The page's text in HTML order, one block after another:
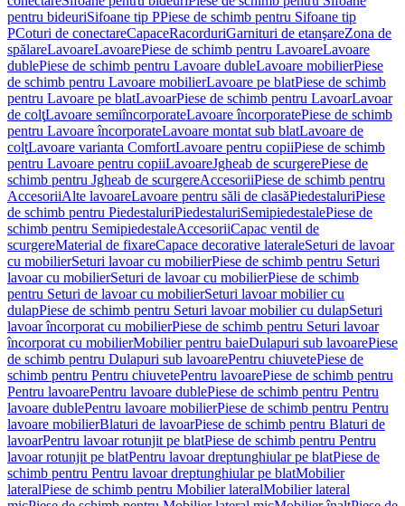
pentru bideuriSifoane tip PPiese de schimb pentru Sifoane tip
PCoturi de conectareCapaceRacorduriGarnituri de etanşareZona de
spălareLavoareLavoarePiese de schimb pentru LavoareLavoare
dublePiese de schimb pentru Lavoare dubleLavoare mobilierPiese
de schimb pentru Lavoare mobilierLavoare pe blatPiese de schimb
pentru Lavoare pe blatLavoarPiese de schimb pentru LavoarLavoar
de colţLavoare semiîncorporateLavoare încorporatePiese de schimb
pentru Lavoare încorporateLavoare montat sub blatLavoare de
colţLavoare varianta ComfortLavoare pentru copiiPiese de schimb
pentru Lavoare pentru copiiLavoareJgheab de scurgerePiese de
schimb pentru Jgheab de scurgereAccesoriiPiese de schimb pentru
AccesoriiAlte lavoareLavoare pentru săli de clasăPiedestaluriPiese
de schimb pentru PiedestaluriPiedestaluriSemipiedestalePiese de
schimb pentru SemipiedestaleAccesoriiCapac ventil de
scurgereMaterial de fixareCapace decorative lateraleSeturi de lavoar
cu mobilierSeturi lavoar cu mobilierPiese de schimb pentru Seturi
lavoar cu mobilierSeturi de lavoar cu mobilierPiese de schimb
pentru Seturi de lavoar cu mobilierSeturi lavoar mobilier cu
dulapPiese de schimb pentru Seturi lavoar mobilier cu dulapSeturi
lavoar încorporat cu mobilierPiese de schimb pentru Seturi lavoar
încorporat cu mobilierMobilier pentru baieDulapuri sub lavoarePiese
de schimb pentru Dulapuri sub lavoarePentru chiuvetePiese de
schimb pentru Pentru chiuvetePentru lavoarePiese de schimb pentru
Pentru lavoarePentru lavoare dublePiese de schimb pentru Pentru
lavoare dublePentru lavoare mobilierPiese de schimb pentru Pentru
lavoare mobilierBlaturi de lavoarPiese de schimb pentru Blaturi de
lavoarPentru lavoar rotunjit pe blatPiese de schimb pentru Pentru
lavoar rotunjit pe blatPentru lavoar dreptunghiular pe blatPiese de
schimb pentru Pentru lavoar dreptunghiular pe blatMobilier
lateralPiese de schimb pentru Mobilier lateralMobilier lateral